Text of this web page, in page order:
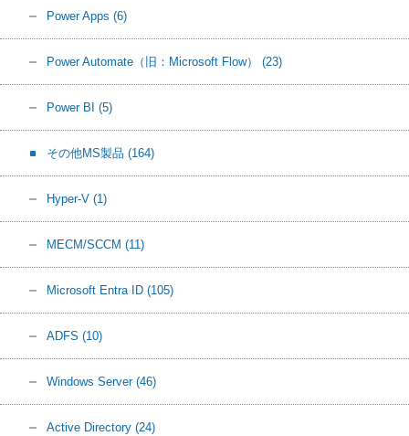
Power Apps (6)
Power Automate（旧：Microsoft Flow） (23)
Power BI (5)
その他MS製品 (164)
Hyper-V (1)
MECM/SCCM (11)
Microsoft Entra ID (105)
ADFS (10)
Windows Server (46)
Active Directory (24)